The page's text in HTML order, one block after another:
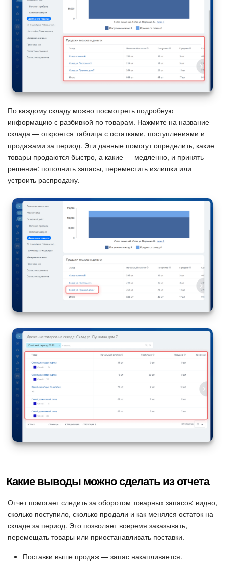
По каждому складу можно посмотреть подробную
информацию с разбивкой по товарам. Нажмите на название
склада — откроется таблица с остатками, поступлениями и
продажами за период. Эти данные помогут определить, какие
товары продаются быстро, а какие — медленно, и принять
решение: пополнить запасы, переместить излишки или
устроить распродажу.
Какие выводы можно сделать из отчета
Отчет помогает следить за оборотом товарных запасов: видно,
сколько поступило, сколько продали и как менялся остаток на
складе за период. Это позволяет вовремя заказывать,
перемещать товары или приостанавливать поставки.
Поставки выше продаж — запас накапливается.